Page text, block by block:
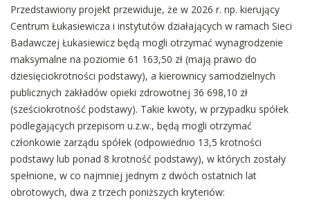
Przedstawiony projekt przewiduje, że w 2026 r. np. kierujący
Centrum Łukasiewicza i instytutów działających w ramach Sieci
Badawczej Łukasiewicz będą mogli otrzymać wynagrodzenie
maksymalne na poziomie 61 163,50 zł (mają prawo do
dziesięciokrotności podstawy), a kierownicy samodzielnych
publicznych zakładów opieki zdrowotnej 36 698,10 zł
(sześciokrotność podstawy). Takie kwoty, w przypadku spółek
podlegających przepisom u.z.w., będą mogli otrzymać
członkowie zarządu spółek (odpowiednio 13,5 krotności
podstawy lub ponad 8 krotność podstawy), w których zostały
spełnione, w co najmniej jednym z dwóch ostatnich lat
obrotowych, dwa z trzech poniższych kryteriów: